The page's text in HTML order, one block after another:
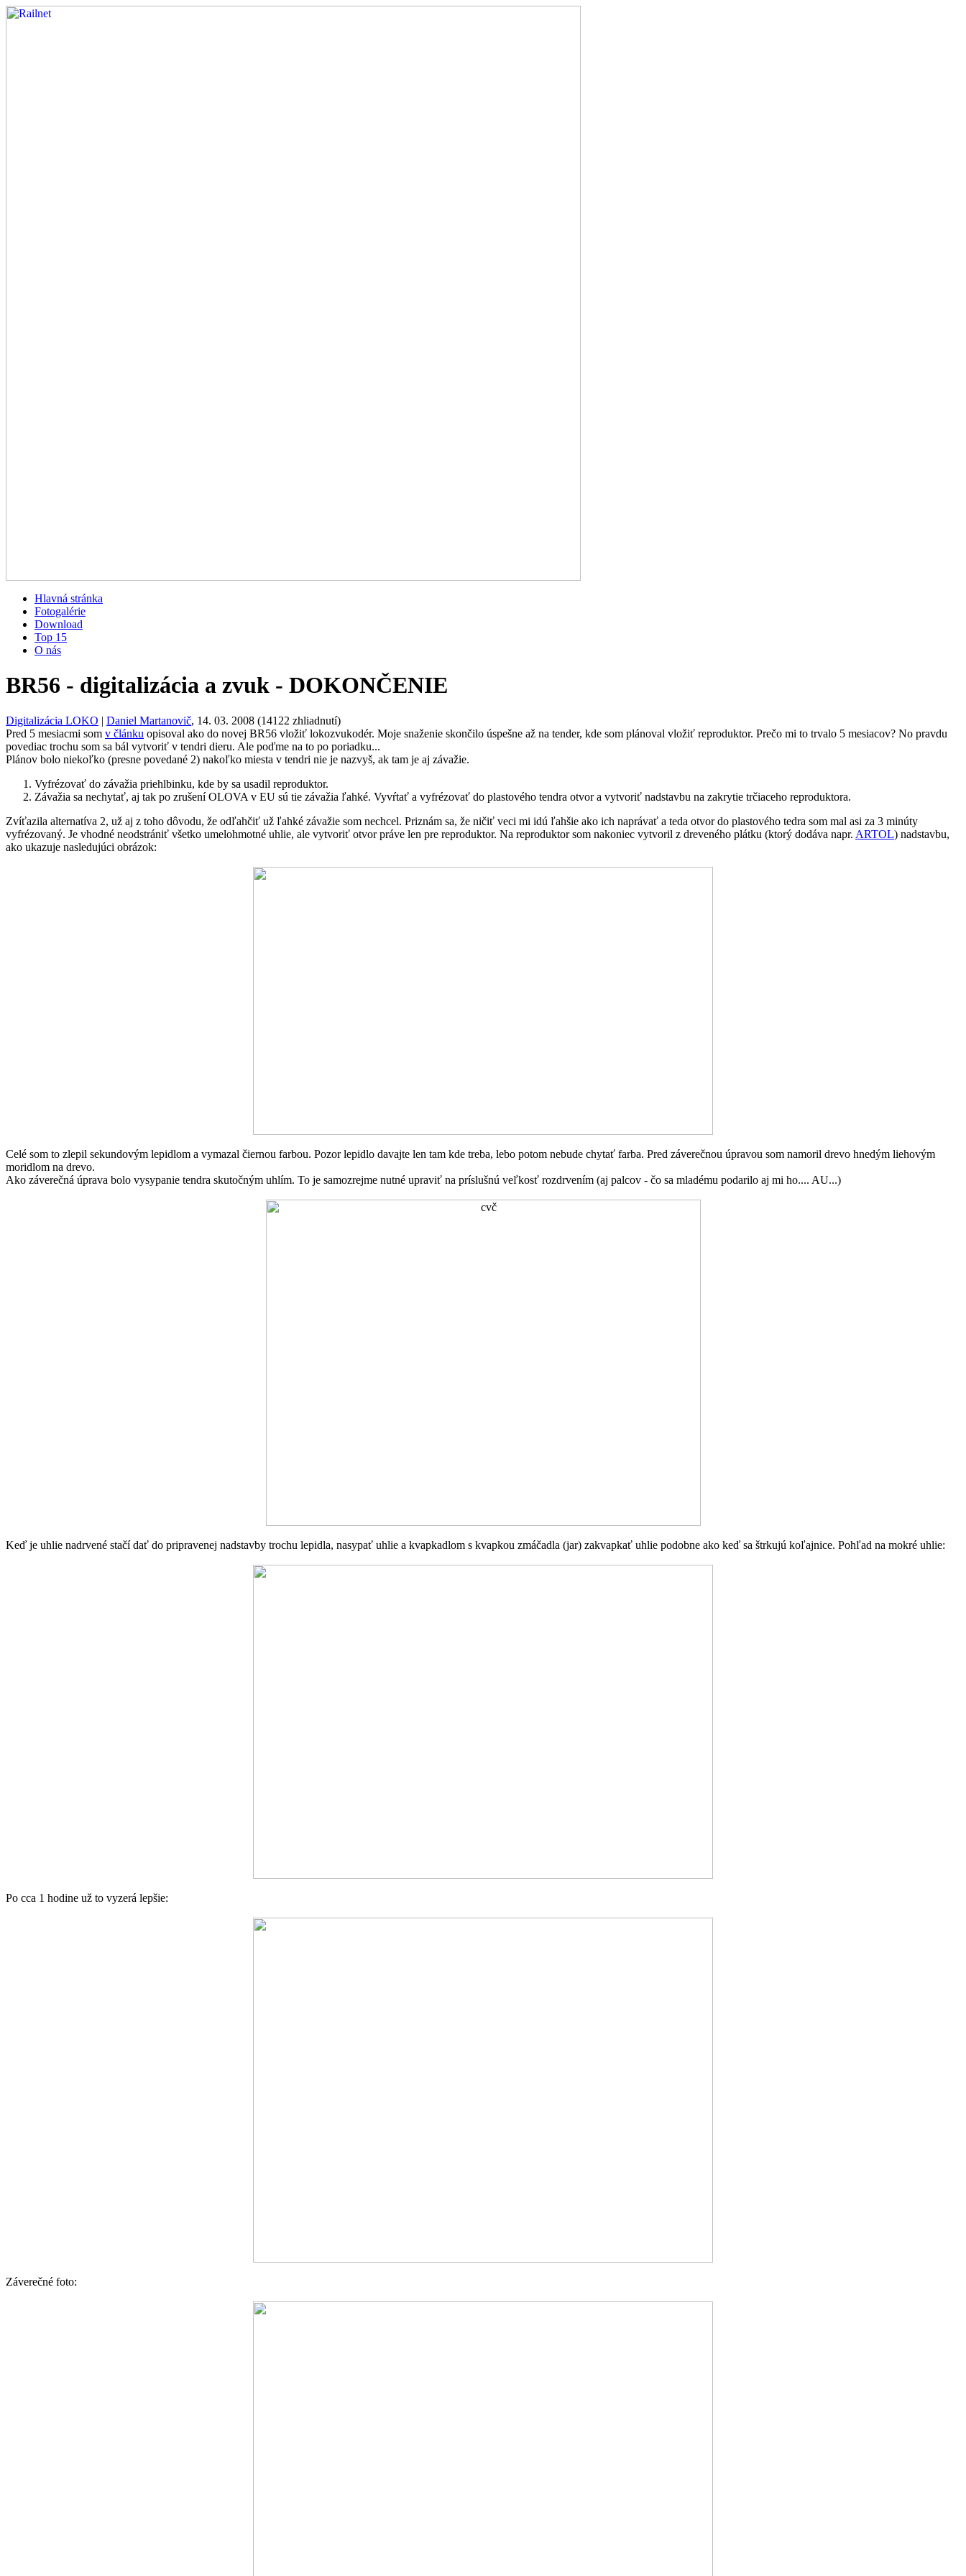
Hlavná stránka
Fotogalérie
Download
Top 15
O nás
BR56 - digitalizácia a zvuk - DOKONČENIE
Digitalizácia LOKO | Daniel Martanovič, 14. 03. 2008 (14122 zhliadnutí)
Pred 5 mesiacmi som v článku opisoval ako do novej BR56 vložiť lokozvukodér. Moje snaženie skončilo úspešne až na tender, kde som plánoval vložiť reproduktor. Prečo mi to trvalo 5 mesiacov? No pravdu
povediac trochu som sa bál vytvoriť v tendri dieru. Ale poďme na to po poriadku...
Plánov bolo niekoľko (presne povedané 2) nakoľko miesta v tendri nie je nazvyš, ak tam je aj závažie.
Vyfrézovať do závažia priehlbinku, kde by sa usadil reproduktor.
Závažia sa nechytať, aj tak po zrušení OLOVA v EU sú tie závažia ľahké. Vyvŕtať a vyfrézovať do plastového tendra otvor a vytvoriť nadstavbu na zakrytie trčiaceho reproduktora.
Zvíťazila alternatíva 2, už aj z toho dôvodu, že odľahčiť už ľahké závažie som nechcel. Priznám sa, že ničiť veci mi idú ľahšie ako ich naprávať a teda otvor do plastového tedra som mal asi za 3 minúty
vyfrézovaný. Je vhodné neodstrániť všetko umelohmotné uhlie, ale vytvoriť otvor práve len pre reproduktor. Na reproduktor som nakoniec vytvoril z dreveného plátku (ktorý dodáva napr. ARTOL) nadstavbu,
ako ukazuje nasledujúci obrázok:
Celé som to zlepil sekundovým lepidlom a vymazal čiernou farbou. Pozor lepidlo davajte len tam kde treba, lebo potom nebude chytať farba. Pred záverečnou úpravou som namoril drevo hnedým liehovým
moridlom na drevo.
Ako záverečná úprava bolo vysypanie tendra skutočným uhlím. To je samozrejme nutné upraviť na príslušnú veľkosť rozdrvením (aj palcov - čo sa mladému podarilo aj mi ho.... AU...)
Keď je uhlie nadrvené stačí dať do pripravenej nadstavby trochu lepidla, nasypať uhlie a kvapkadlom s kvapkou zmáčadla (jar) zakvapkať uhlie podobne ako keď sa štrkujú koľajnice. Pohľad na mokré uhlie:
Po cca 1 hodine už to vyzerá lepšie:
Záverečné foto: